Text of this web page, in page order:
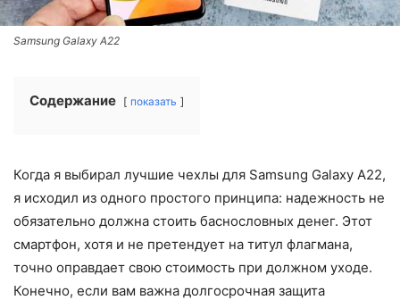
Samsung Galaxy A22
Содержание показать
Когда я выбирал лучшие чехлы для Samsung Galaxy A22,
я исходил из одного простого принципа: надежность не
обязательно должна стоить баснословных денег. Этот
смартфон, хотя и не претендует на титул флагмана,
точно оправдает свою стоимость при должном уходе.
Конечно, если вам важна долгосрочная защита